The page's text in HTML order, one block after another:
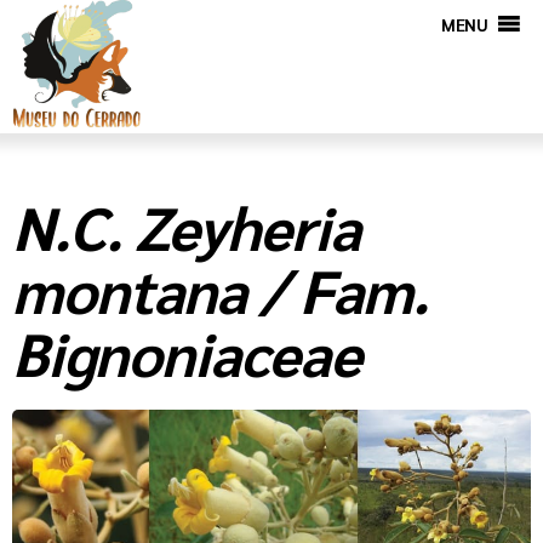
MENU
N.C. Zeyheria
montana / Fam.
Bignoniaceae